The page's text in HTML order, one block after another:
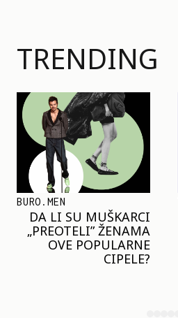
TRENDING
TRENDOVI
KLJUČNI TREND LETA:
MARGO ROBI I HEJLI
BIBER NOSE ISTI
MODNI DETALJ